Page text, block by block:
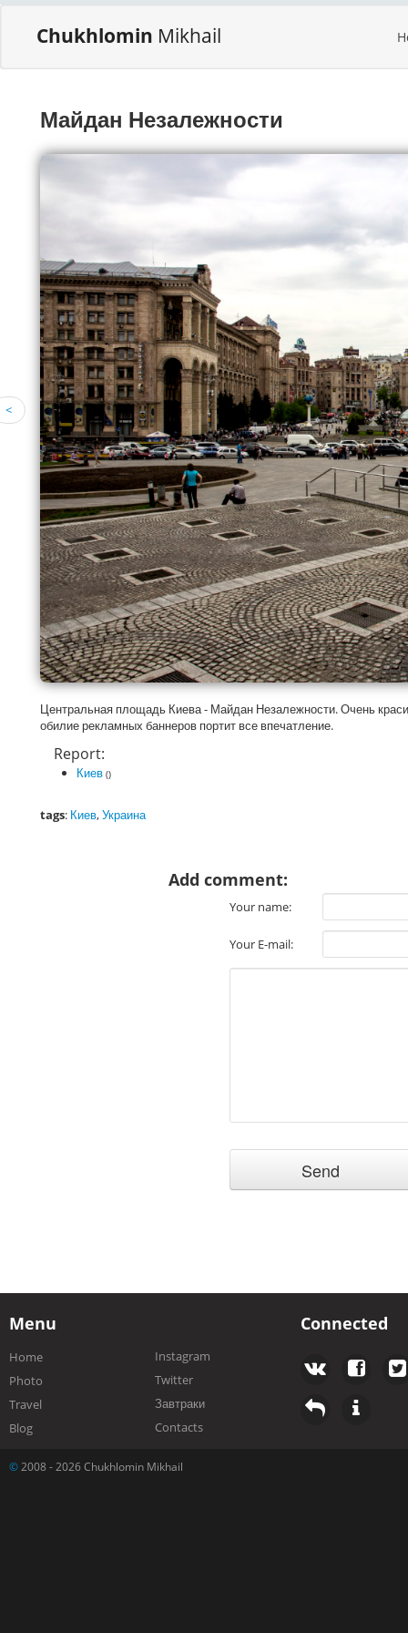
Chukhlomin Mikhail
Майдан Незалежности
<
Центральная площадь Киева - Майдан Незалежности. Очень
обилие рекламных баннеров портит все впечатление.
Report:
Киев ()
tags: Киев,Украина
Add comment:
Your name:
Your E-mail:
Menu
Home
Photo
Travel
Blog
Instagram
Twitter
Завтраки
Contacts
Connected
© 2008 - 2026 Chukhlomin Mikhail